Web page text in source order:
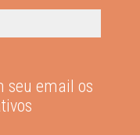
seu email os